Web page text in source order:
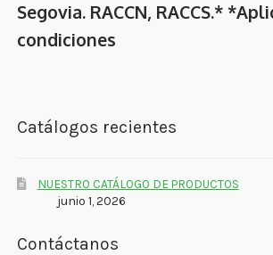
Segovia. RACCN, RACCS.*
condiciones
Catálogos recientes
NUESTRO CATÁLOGO DE PRODUCTOS
junio 1, 2026
Contáctanos